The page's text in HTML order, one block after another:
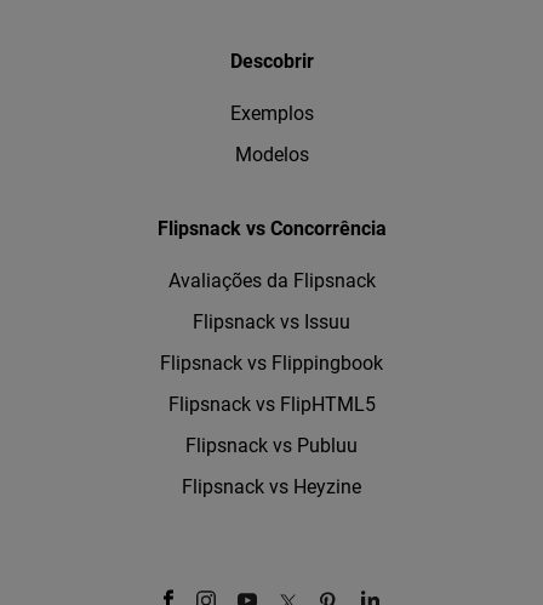
Descobrir
Exemplos
Modelos
Flipsnack vs Concorrência
Avaliações da Flipsnack
Flipsnack vs Issuu
Flipsnack vs Flippingbook
Flipsnack vs FlipHTML5
Flipsnack vs Publuu
Flipsnack vs Heyzine